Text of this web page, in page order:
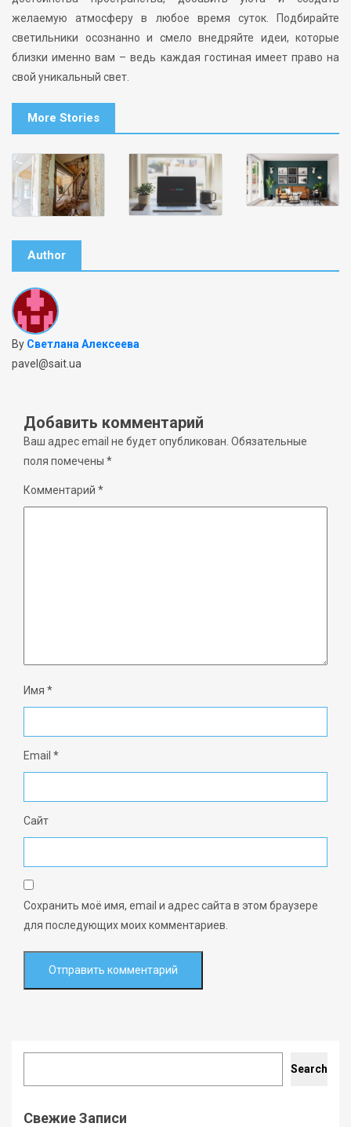
желаемую атмосферу в любое время суток. Подбирайте
светильники осознанно и смело внедряйте идеи, которые
близки именно вам – ведь каждая гостиная имеет право на
свой уникальный свет.
More Stories
Author
By Светлана Алексеева
pavel@sait.ua
Добавить комментарий
Ваш адрес email не будет опубликован. Обязательные
поля помечены *
Комментарий *
Имя *
Email *
Сайт
Сохранить моё имя, email и адрес сайта в этом браузере
для последующих моих комментариев.
Search
Свежие Записи